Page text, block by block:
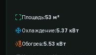
Площадь 53 м²
Охлаждение 5.37 кВт
Обогрев 5.53 кВт